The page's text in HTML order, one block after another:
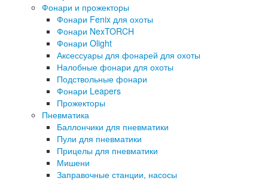
Фонари и прожекторы
Фонари Fenix для охоты
Фонари NexTORCH
Фонари Olight
Аксессуары для фонарей для охоты
Налобные фонари для охоты
Подствольные фонари
Фонари Leapers
Прожекторы
Пневматика
Баллончики для пневматики
Пули для пневматики
Прицелы для пневматики
Мишени
Заправочные станции, насосы